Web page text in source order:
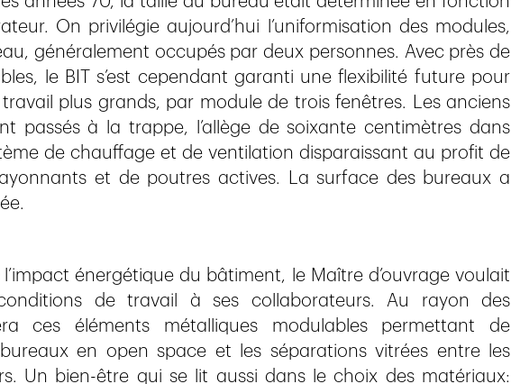
On privilégie aujourd’hui l’uniformisation des modules,
généralement occupés par deux personnes. Avec près de
le BIT s’est cependant garanti une flexibilité future pour
plus grands, par module de trois fenêtres. Les anciens
passés à la trappe, l’allège de soixante centimètres dans
de chauffage et de ventilation disparaissant au profit de
et de poutres actives. La surface des bureaux a
énergétique du bâtiment, le Maître d’ouvrage voulait
de travail à ses collaborateurs. Au rayon des
ces éléments métalliques modulables permettant de
en open space et les séparations vitrées entre les
Un bien-être qui se lit aussi dans le choix des matériaux: